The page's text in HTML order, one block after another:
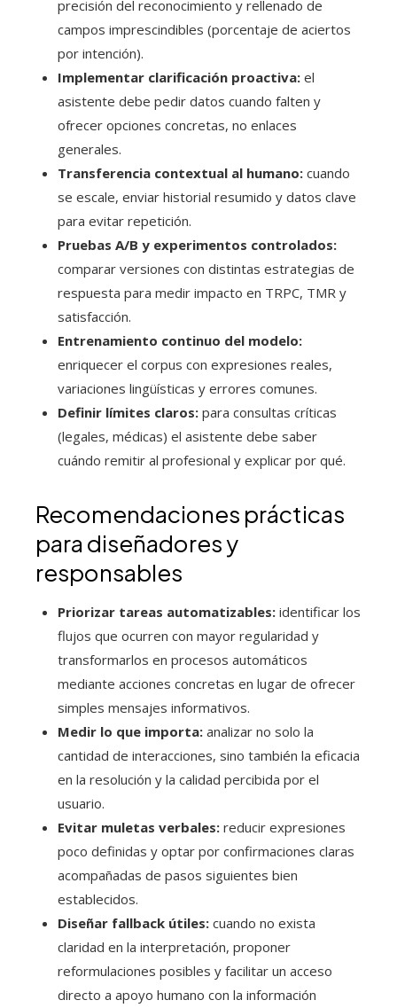
precisión del reconocimiento y rellenado de
campos imprescindibles (porcentaje de aciertos
por intención).
Implementar clarificación proactiva: el
asistente debe pedir datos cuando falten y
ofrecer opciones concretas, no enlaces
generales.
Transferencia contextual al humano: cuando
se escale, enviar historial resumido y datos clave
para evitar repetición.
Pruebas A/B y experimentos controlados:
comparar versiones con distintas estrategias de
respuesta para medir impacto en TRPC, TMR y
satisfacción.
Entrenamiento continuo del modelo:
enriquecer el corpus con expresiones reales,
variaciones lingüísticas y errores comunes.
Definir límites claros: para consultas críticas
(legales, médicas) el asistente debe saber
cuándo remitir al profesional y explicar por qué.
Recomendaciones prácticas
para diseñadores y
responsables
Priorizar tareas automatizables: identificar los
flujos que ocurren con mayor regularidad y
transformarlos en procesos automáticos
mediante acciones concretas en lugar de ofrecer
simples mensajes informativos.
Medir lo que importa: analizar no solo la
cantidad de interacciones, sino también la eficacia
en la resolución y la calidad percibida por el
usuario.
Evitar muletas verbales: reducir expresiones
poco definidas y optar por confirmaciones claras
acompañadas de pasos siguientes bien
establecidos.
Diseñar fallback útiles: cuando no exista
claridad en la interpretación, proponer
reformulaciones posibles y facilitar un acceso
directo a apoyo humano con la información